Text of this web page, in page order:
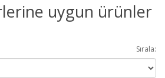
uygun ürünler
Sırala: